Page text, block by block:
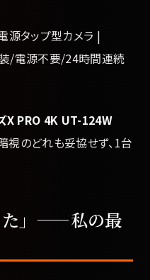
源タップ型カメラ |
/電源不要/24時間連続
X PRO 4K UT-124W
暗視のどれも妥協せず、1台
た」——私の最